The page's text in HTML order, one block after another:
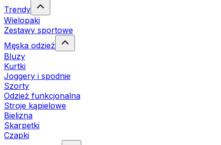
Trendy
Wielopaki
Zestawy sportowe
Męska odzież
Bluzy
Kurtki
Joggery i spodnie
Szorty
Odzież funkcjonalna
Stroje kąpielowe
Bielizna
Skarpetki
Czapki